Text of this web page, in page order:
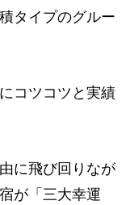
タイプのグルー
コツコツと実績
に飛び回りなが
が「三大幸運